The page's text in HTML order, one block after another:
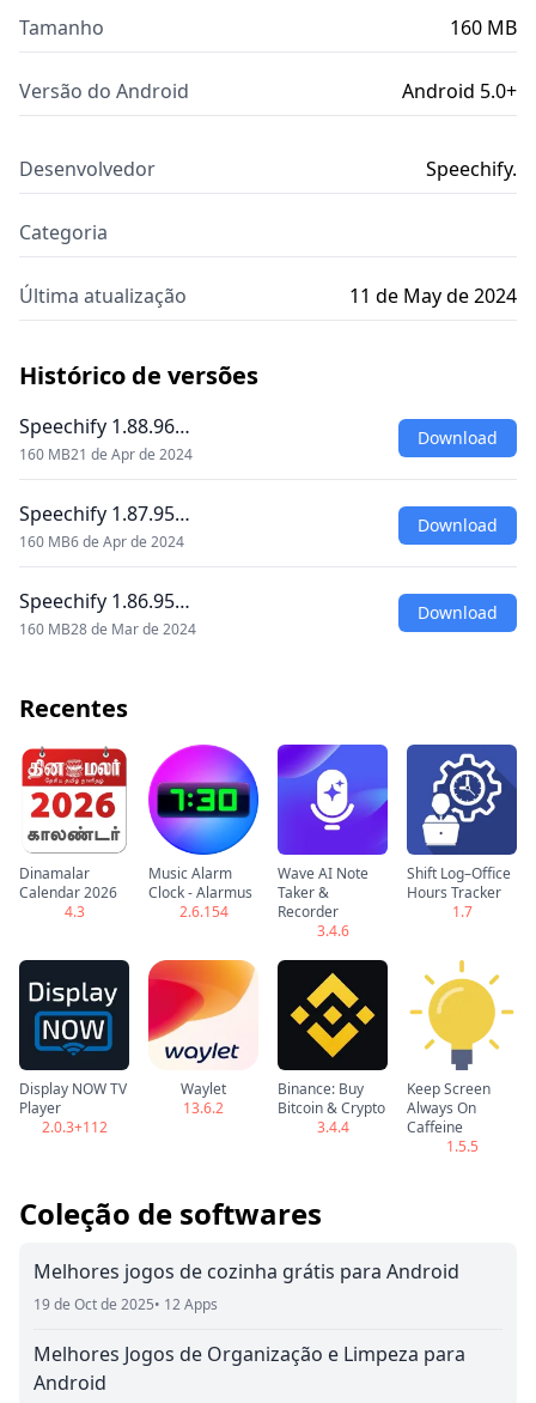
Tamanho 160 MB
Versão do Android Android 5.0+
Desenvolvedor Speechify.
Categoria
Última atualização 11 de May de 2024
Histórico de versões
Speechify 1.88.96…
160 MB21 de Apr de 2024
Download
Speechify 1.87.95…
160 MB6 de Apr de 2024
Download
Speechify 1.86.95…
160 MB28 de Mar de 2024
Download
Recentes
Dinamalar
Calendar 2026
4.3
Music Alarm
Clock - Alarmus
2.6.154
Wave AI Note
Taker &
Recorder
3.4.6
Shift Log–Office
Hours Tracker
1.7
Display NOW TV
Player
2.0.3+112
Waylet
13.6.2
Binance: Buy
Bitcoin & Crypto
3.4.4
Keep Screen
Always On
Caffeine
1.5.5
Coleção de softwares
Melhores jogos de cozinha grátis para Android
19 de Oct de 2025• 12 Apps
Melhores Jogos de Organização e Limpeza para
Android